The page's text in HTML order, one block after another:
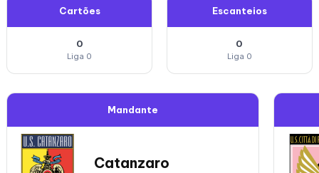
Cartões
0
Liga 0
Escanteios
0
Liga 0
Mandante
Catanzaro